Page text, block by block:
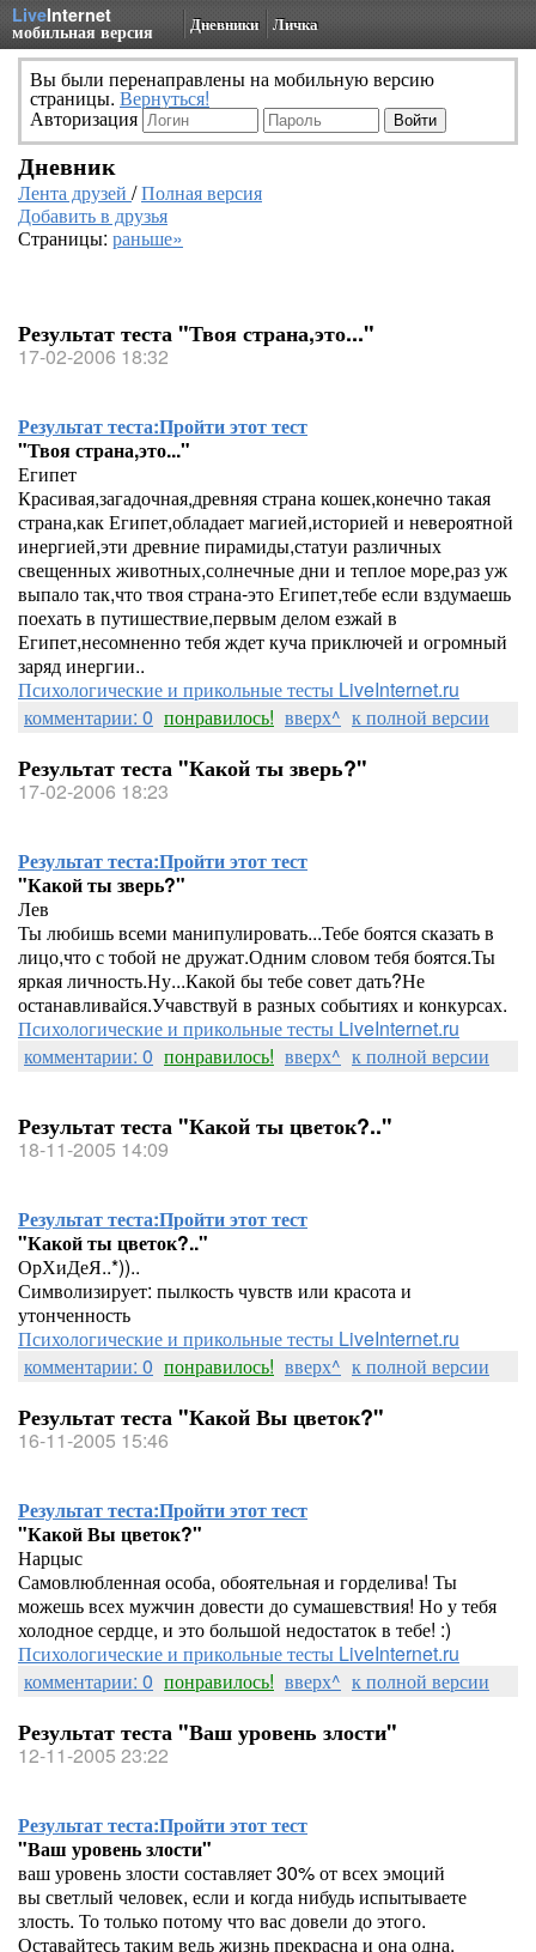
LiveInternet
мобильная версия Дневники Личка
Вы были перенаправлены на мобильную версию
страницы. Вернуться!
Авторизация
Дневник
Лента друзей /Полная версия
Добавить в друзья
Страницы: раньше»
Результат теста "Твоя страна,это..."
17-02-2006 18:32
Результат теста:Пройти этот тест
"Твоя страна,это..."
Египет
Красивая,загадочная,древняя страна кошек,конечно такая
страна,как Египет,обладает магией,историей и невероятной
инергией,эти древние пирамиды,статуи различных
свещенных животных,солнечные дни и теплое море,раз уж
выпало так,что твоя страна-это Египет,тебе если вздумаешь
поехать в путишествие,первым делом езжай в
Египет,несомненно тебя ждет куча приключей и огромный
заряд инергии..
Психологические и прикольные тесты LiveInternet.ru
комментарии: 0 понравилось! вверх^ к полной версии
Результат теста "Какой ты зверь?"
17-02-2006 18:23
Результат теста:Пройти этот тест
"Какой ты зверь?"
Лев
Ты любишь всеми манипулировать...Тебе боятся сказать в
лицо,что с тобой не дружат.Одним словом тебя боятся.Ты
яркая личность.Ну...Какой бы тебе совет дать?Не
останавливайся.Учавствуй в разных событиях и конкурсах.
Психологические и прикольные тесты LiveInternet.ru
комментарии: 0 понравилось! вверх^ к полной версии
Результат теста "Какой ты цветок?.."
18-11-2005 14:09
Результат теста:Пройти этот тест
"Какой ты цветок?.."
ОрХиДеЯ..*))..
Символизирует: пылкость чувств или красота и
утонченность
Психологические и прикольные тесты LiveInternet.ru
комментарии: 0 понравилось! вверх^ к полной версии
Результат теста "Какой Вы цветок?"
16-11-2005 15:46
Результат теста:Пройти этот тест
"Какой Вы цветок?"
Нарцыс
Самовлюбленная особа, обоятельная и горделива! Ты
можешь всех мужчин довести до сумашевствия! Но у тебя
холодное сердце, и это большой недостаток в тебе! :)
Психологические и прикольные тесты LiveInternet.ru
комментарии: 0 понравилось! вверх^ к полной версии
Результат теста "Ваш уровень злости"
12-11-2005 23:22
Результат теста:Пройти этот тест
"Ваш уровень злости"
ваш уровень злости составляет 30% от всех эмоций
вы светлый человек, если и когда нибудь испытываете
злость. То только потому что вас довели до этого.
Оставайтесь таким ведь жизнь прекрасна и она одна.